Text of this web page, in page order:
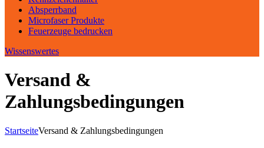
Absperrband
Microfaser Produkte
Feuerzeuge bedrucken
Wissenswertes
Versand &
Zahlungsbedingungen
StartseiteVersand & Zahlungsbedingungen